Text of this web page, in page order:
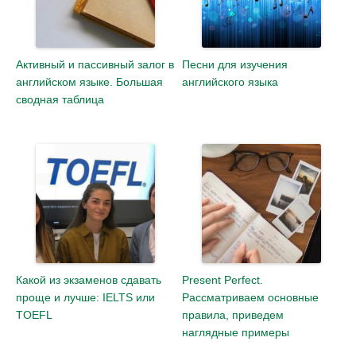
Активный и пассивный залог в
английском языке. Большая
сводная таблица
Песни для изучения
английского языка
Какой из экзаменов сдавать
проще и лучше: IELTS или
TOEFL
Present Perfect.
Рассматриваем основные
правила, приведем
наглядные примеры